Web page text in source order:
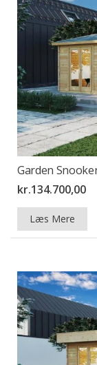
Garden
kr.134.700,00
Læs Mere